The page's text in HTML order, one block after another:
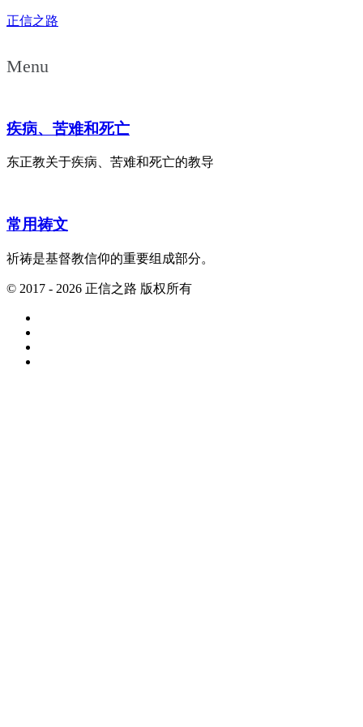
正信之路
Menu
疾病、苦难和死亡
东正教关于疾病、苦难和死亡的教导
常用祷文
祈祷是基督教信仰的重要组成部分。
© 2017 - 2026 正信之路 版权所有